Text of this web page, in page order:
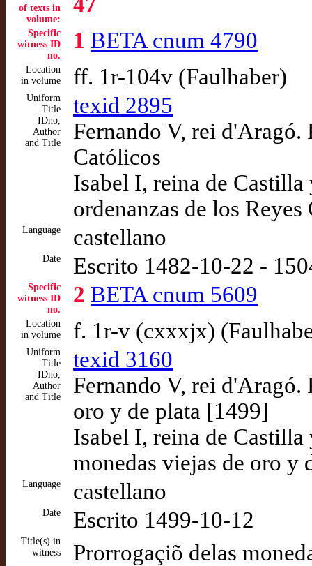
of texts in
volume:
Specific
witness ID
no.
1 BETA cnum 4790
Location
in volume
ff. 1r-104v (Faulhaber)
Uniform
Title
IDno,
Author
and Title
texid 2895
Fernando V, rei d'Aragó.
Católicos
Isabel I, reina de
ordenanzas de los
Language castellano
Date Escrito 1482-10-22 -
Specific
witness ID
no.
2 BETA cnum 5609
Location
in volume
f. 1r-v (cxxxjx)
Uniform
Title
IDno,
Author
and Title
texid 3160
Fernando V, rei d'Aragó.
oro y de plata [1499]
Isabel I, reina de
monedas viejas de oro y
Language castellano
Date Escrito 1499-10-12
Title(s) in
witness
Prorrogaçiõ delas